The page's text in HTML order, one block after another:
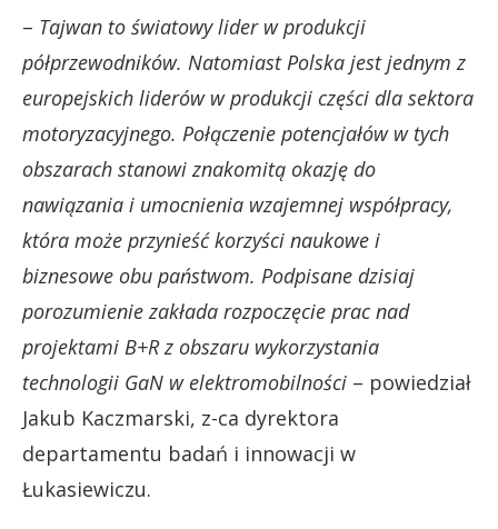
– Tajwan to światowy lider w produkcji
półprzewodników. Natomiast Polska jest jednym z
europejskich liderów w produkcji części dla sektora
motoryzacyjnego. Połączenie potencjałów w tych
obszarach stanowi znakomitą okazję do
nawiązania i umocnienia wzajemnej współpracy,
która może przynieść korzyści naukowe i
biznesowe obu państwom. Podpisane dzisiaj
porozumienie zakłada rozpoczęcie prac nad
projektami B+R z obszaru wykorzystania
technologii GaN w elektromobilności – powiedział
Jakub Kaczmarski, z-ca dyrektora
departamentu badań i innowacji w
Łukasiewiczu.